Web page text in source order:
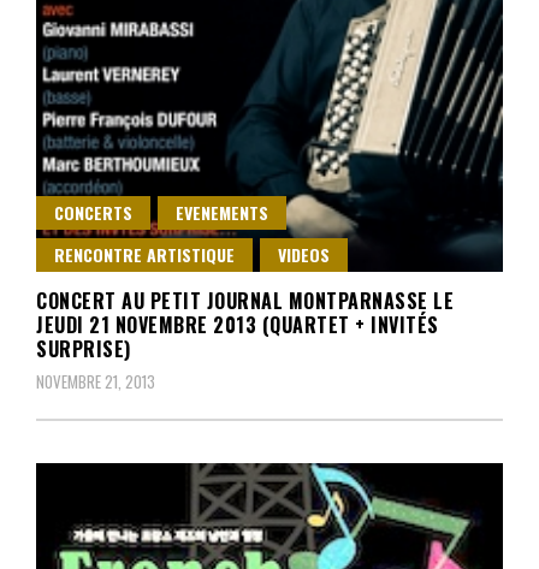
CONCERTS
EVENEMENTS
RENCONTRE ARTISTIQUE
VIDEOS
CONCERT AU PETIT JOURNAL MONTPARNASSE LE
JEUDI 21 NOVEMBRE 2013 (QUARTET + INVITÉS
SURPRISE)
NOVEMBRE 21, 2013